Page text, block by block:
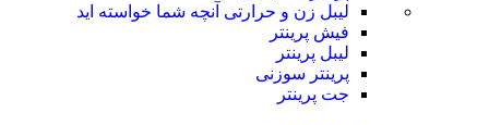
لیبل زن و حرارتی آنچه شما خواسته اید
فیش پرینتر
لیبل پرینتر
پرینتر سوزنی
جت پرینتر